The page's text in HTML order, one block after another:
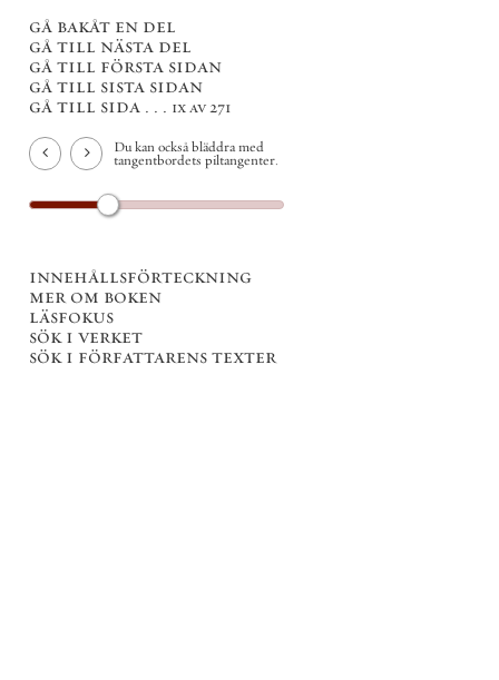
gå bakåt en del
gå till nästa del
gå till första sidan
gå till sista sidan
gå till sida . . . ix av 271
Du kan också bläddra med
tangentbordets piltangenter.
innehållsförteckning
mer om boken
läsfokus
sök i verket
sök i författarens texter